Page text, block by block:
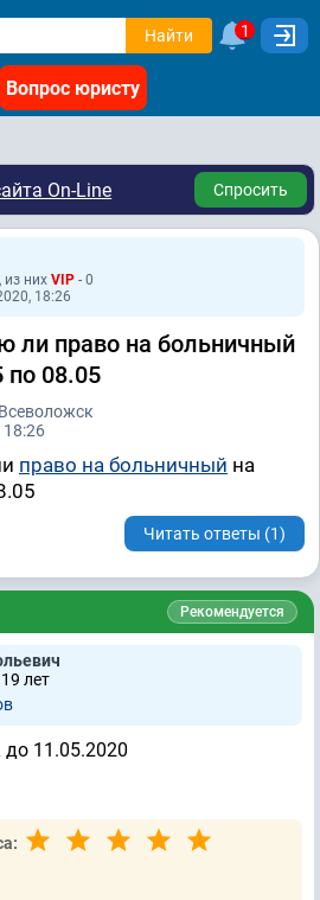
Найти 1
Вопрос юристу
On-Line Спросить
, из них VIP - 0
18:26
ли право на больничный
по 08.05
право на больничный на
Читать ответы (1)
Рекомендуется
лет
до 11.05.2020